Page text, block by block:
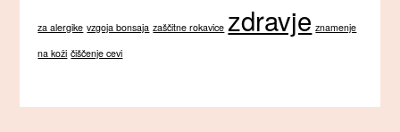
za alergike vzgoja bonsaja zaščitne rokavice zdravje znamenje
na koži čiščenje cevi